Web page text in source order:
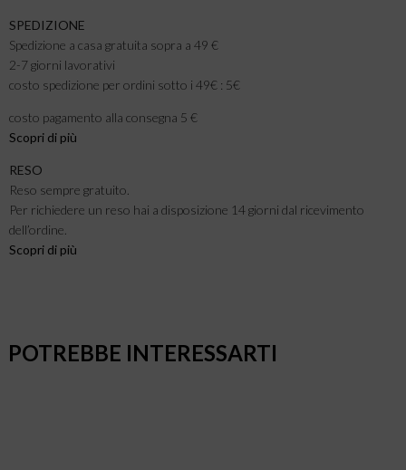
SPEDIZIONE
Spedizione a casa gratuita sopra a 49 €
2-7 giorni lavorativi
costo spedizione per ordini sotto i 49€ : 5€
costo pagamento alla consegna 5 €
Scopri di più
RESO
Reso sempre gratuito.
Per richiedere un reso hai a disposizione 14 giorni dal ricevimento
dell’ordine.
Scopri di più
POTREBBE INTERESSARTI